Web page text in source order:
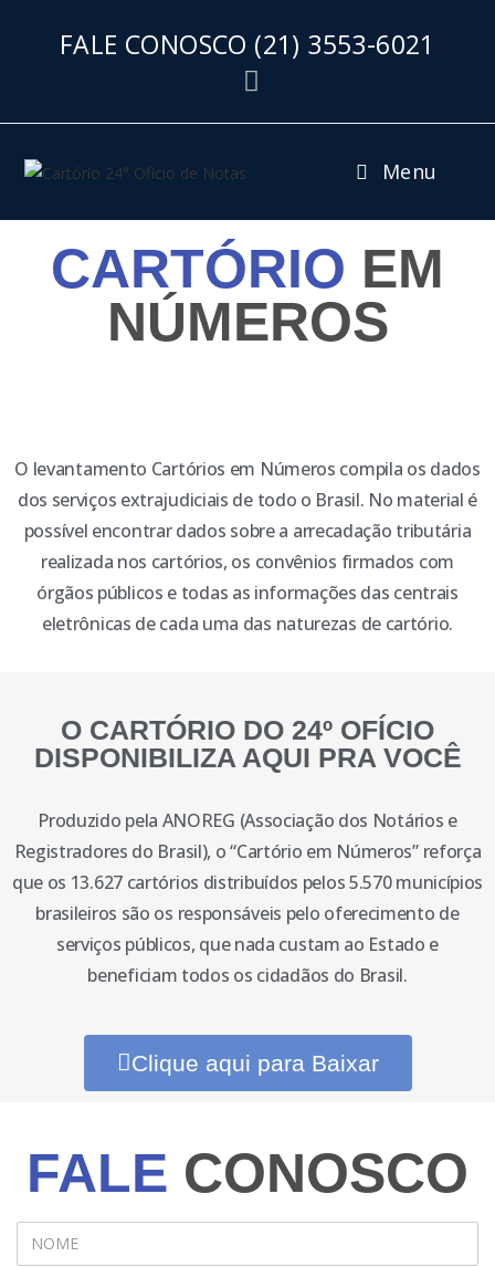
FALE CONOSCO (21) 3553-6021
Menu
CARTÓRIO EM
NÚMEROS
O levantamento Cartórios em Números compila os dados
dos serviços extrajudiciais de todo o Brasil. No material é
possível encontrar dados sobre a arrecadação tributária
realizada nos cartórios, os convênios firmados com
órgãos públicos e todas as informações das centrais
eletrônicas de cada uma das naturezas de cartório.
O CARTÓRIO DO 24º OFÍCIO
DISPONIBILIZA AQUI PRA VOCÊ
Produzido pela ANOREG (Associação dos Notários e
Registradores do Brasil), o “Cartório em Números” reforça
que os 13.627 cartórios distribuídos pelos 5.570 municípios
brasileiros são os responsáveis pelo oferecimento de
serviços públicos, que nada custam ao Estado e
beneficiam todos os cidadãos do Brasil.
Clique aqui para Baixar
FALE CONOSCO